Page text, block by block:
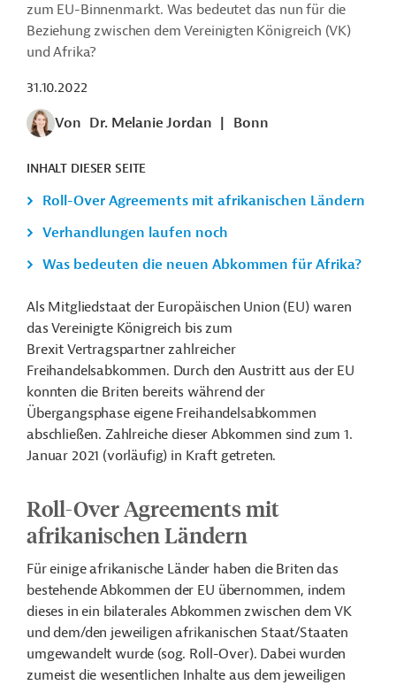
zum EU-Binnenmarkt. Was bedeutet das nun für die
Beziehung zwischen dem Vereinigten Königreich (VK)
und Afrika?
31.10.2022
Von Dr. Melanie Jordan Bonn
INHALT DIESER SEITE
Roll-Over Agreements mit afrikanischen Ländern
Verhandlungen laufen noch
Was bedeuten die neuen Abkommen für Afrika?
Als Mitgliedstaat der Europäischen Union (EU) waren
das Vereinigte Königreich bis zum
Brexit Vertragspartner zahlreicher
Freihandelsabkommen. Durch den Austritt aus der EU
konnten die Briten bereits während der
Übergangsphase eigene Freihandelsabkommen
abschließen. Zahlreiche dieser Abkommen sind zum 1.
Januar 2021 (vorläufig) in Kraft getreten.
Roll-Over Agreements mit
afrikanischen Ländern
Für einige afrikanische Länder haben die Briten das
bestehende Abkommen der EU übernommen, indem
dieses in ein bilaterales Abkommen zwischen dem VK
und dem/den jeweiligen afrikanischen Staat/Staaten
umgewandelt wurde (sog. Roll-Over). Dabei wurden
zumeist die wesentlichen Inhalte aus dem jeweiligen